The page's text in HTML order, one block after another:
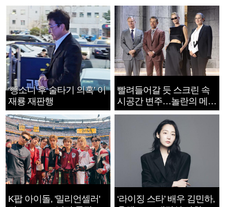
‘뺑소니 후 술타기 의혹’ 이
재룡 재판행
빨려들어갈 듯 스크린 속
시공간 변주…놀란의 메시
지는 ‘전쟁 속죄’
K팝 아이돌, '밀리언셀러'
‘라이징 스타’ 배우 김민하,